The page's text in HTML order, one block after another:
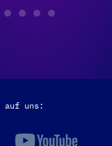
auf uns: